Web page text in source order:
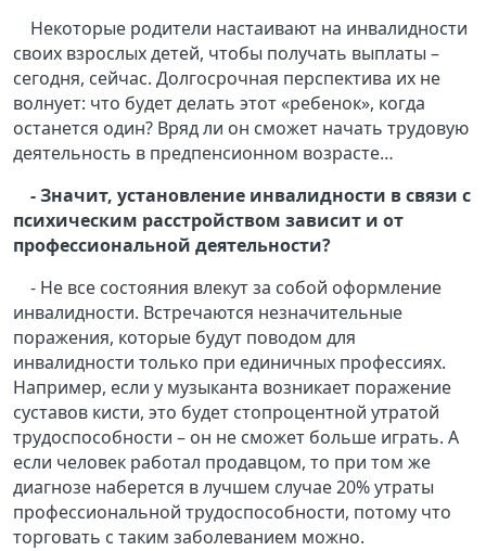
Некоторые родители настаивают на инвалидности
своих взрослых детей, чтобы получать выплаты –
сегодня, сейчас. Долгосрочная перспектива их не
волнует: что будет делать этот «ребенок», когда
останется один? Вряд ли он сможет начать трудовую
деятельность в предпенсионном возрасте…
- Значит, установление инвалидности в связи с
психическим расстройством зависит и от
профессиональной деятельности?
- Не все состояния влекут за собой оформление
инвалидности. Встречаются незначительные
поражения, которые будут поводом для
инвалидности только при единичных профессиях.
Например, если у музыканта возникает поражение
суставов кисти, это будет стопроцентной утратой
трудоспособности – он не сможет больше играть. А
если человек работал продавцом, то при том же
диагнозе наберется в лучшем случае 20% утраты
профессиональной трудоспособности, потому что
торговать с таким заболеванием можно.